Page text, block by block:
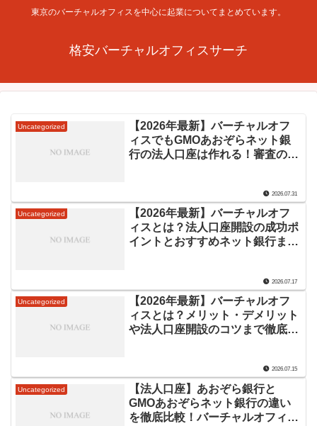
東京のバーチャルオフィスを中心に起業についてまとめています。
格安バーチャルオフィスサーチ
Uncategorized
【2026年最新】バーチャルオフ
ィスでもGMOあおぞらネット銀
行の法人口座は作れる！審査のコ
2026.07.31
Uncategorized
【2026年最新】バーチャルオフ
ィスとは？法人口座開設の成功ポ
イントとおすすめネット銀行まで
2026.07.17
Uncategorized
【2026年最新】バーチャルオフ
ィスとは？メリット・デメリット
や法人口座開設のコツまで徹底解
2026.07.15
Uncategorized
【法人口座】あおぞら銀行と
GMOあおぞらネット銀行の違い
を徹底比較！バーチャルオフィス